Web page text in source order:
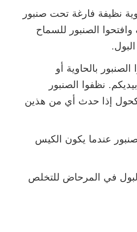
نظيفة فارغة تحت صنبور
وافتحوا الصنبور للسماح
الصنبور بالحاوية أو
نظفوا الصنبور
إذا حدث أي من هذين
عندما يكون الكيس
في المرحاض للتخلص